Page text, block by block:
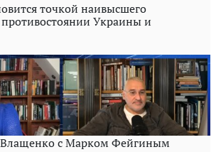
точкой наивысшего
Украины и
Влащенко с Марком Фейгиным